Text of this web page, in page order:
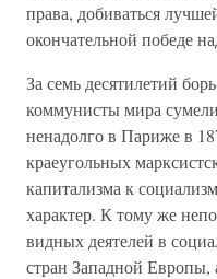
права, добиваться
окончательной победе
За семь десятилетий
коммунисты мира
ненадолго в Париже в
краеугольных
капитализма к
характер. К тому же
видных деятелей в
стран Западной Европы,